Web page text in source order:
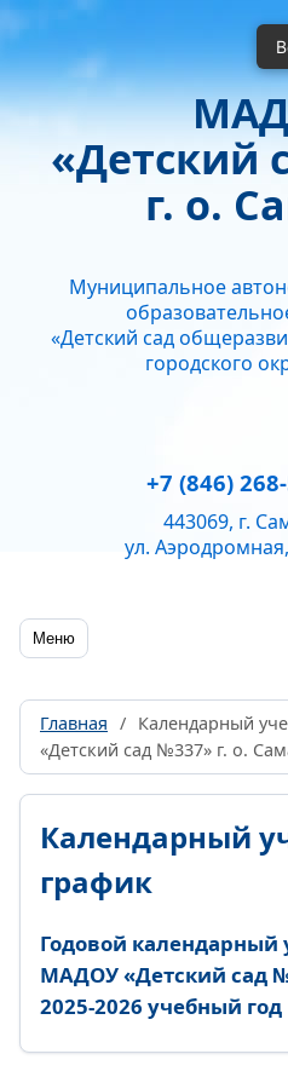
«Детский
г. о.
Муниципальное
«Детский сад
городского
+7 (846)
443069, г.
ул.
Меню
Главная / Календарный
«Детский сад №337» г. о.
Календарный
график
Годовой
МАДОУ «Детский сад
2025-2026 учебный год
Монохромные изображения
Кернинг
Стандартный Средний
Интервал
Полуторный
Без засечек С засечками
Нормально